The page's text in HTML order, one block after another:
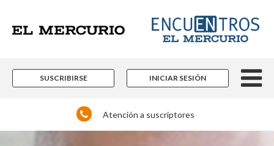
SUSCRIBIRSE INICIAR SESIÓN
Atención a suscriptores